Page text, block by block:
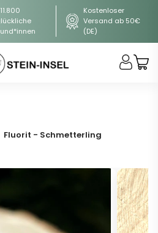
Kostenloser
Versand ab 50€
(DE)
Fluorit - Schmetterling